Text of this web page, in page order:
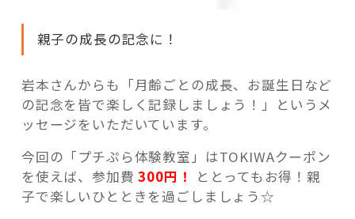
親子の成長の記念に！
岩本さんからも「月齢ごとの成長、お誕生日など
の記念を皆で楽しく記録しましょう！」というメ
ッセージをいただいています。
今回の「プチぷら体験教室」はTOKIWAクーポン
を使えば、参加費300円！
ととってもお得！親
子で楽しいひとときを過ごしましょう☆